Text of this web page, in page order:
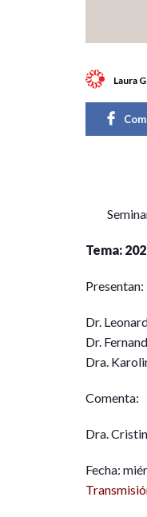
Laura
Tema:
Presentan:
Dr.
Dr.
Dra.
Comenta:
Dra.
Fecha: